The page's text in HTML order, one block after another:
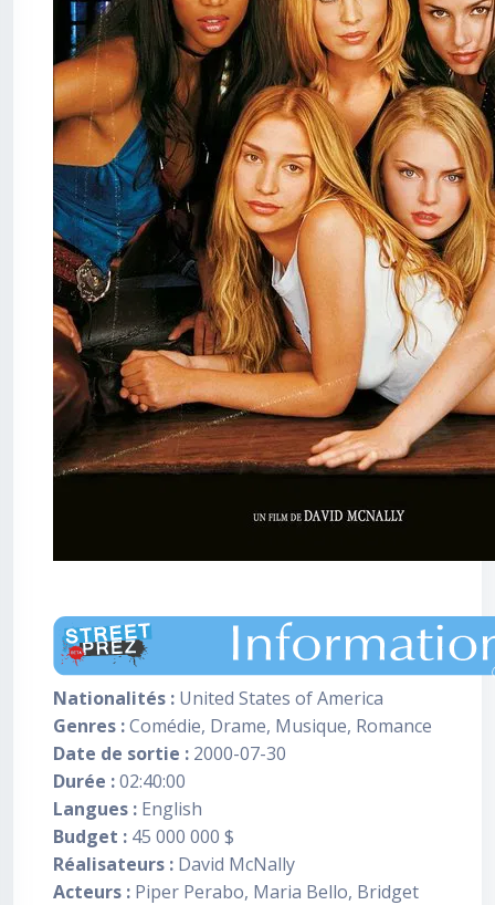
Nationalités : United States of America
Genres :Comédie, Drame, Musique, Romance
Date de sortie : 2000-07-30
Durée :02:40:00
Langues : English
Budget : 45 000 000 $
Réalisateurs : David McNally
Acteurs : Piper Perabo, Maria Bello, Bridget